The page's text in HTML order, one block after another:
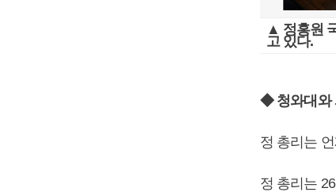
▲ 정홍원
고 있다.
◆ 청와대와
정 총리는
정 총리는